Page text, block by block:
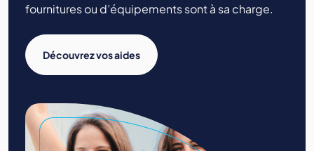
fournitures ou d’équipements sont à sa charge.
Découvrez vos aides